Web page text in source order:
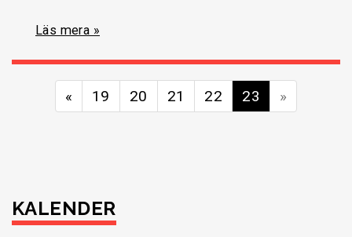
Läs mera »
« 19 20 21 22 23 »
KALENDER